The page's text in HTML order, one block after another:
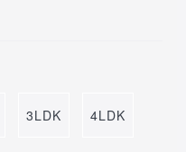
3LDK 4LDK